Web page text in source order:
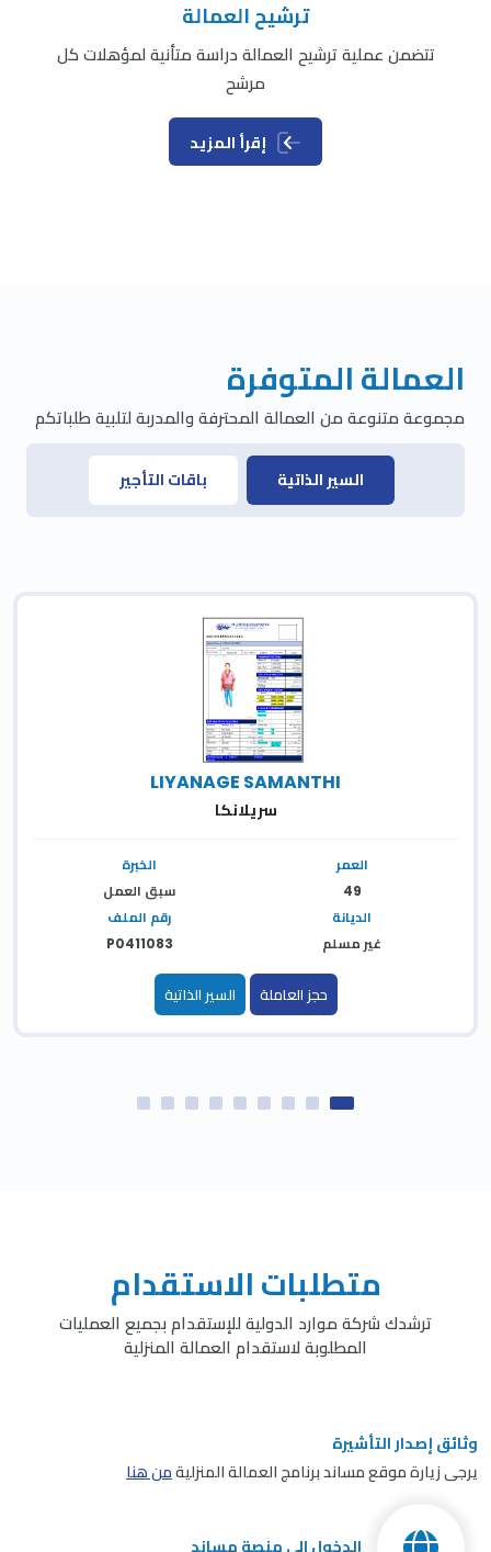
ترشيح العمالة
تتضمن عملية ترشيح العمالة دراسة متأنية لمؤهلات كل
مرشح
إقرأ المزيد
العمالة المتوفرة
مجموعة متنوعة من العمالة المحترفة والمدربة لتلبية طلباتكم
السير الذاتية باقات التأجير
LIYANAGE SAMANTHI
سريلانكا
العمر
49
الخبرة
سبق العمل
الديانة
غير مسلم
رقم الملف
P0411083
حجز العاملة السير الذاتية
متطلبات الاستقدام
ترشدك شركة موارد الدولية للإستقدام بجميع العمليات
المطلوبة لاستقدام العمالة المنزلية
وثائق إصدار التأشيرة
يرجى زيارة موقع مساند برنامج العمالة المنزلية من هنا
الدخول الى منصة مساند